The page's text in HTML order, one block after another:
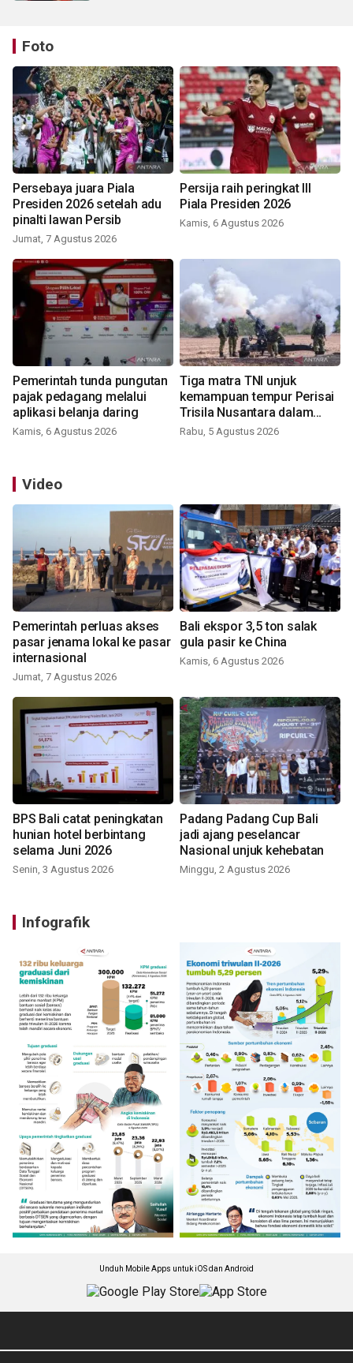
Foto
Persebaya juara Piala
Presiden 2026 setelah adu
pinalti lawan Persib
Jumat, 7 Agustus 2026
Persija raih peringkat III
Piala Presiden 2026
Kamis, 6 Agustus 2026
Pemerintah tunda pungutan
pajak pedagang melalui
aplikasi belanja daring
Kamis, 6 Agustus 2026
Tiga matra TNI unjuk
kemampuan tempur Perisai
Trisila Nusantara dalam
latihan di Kepri
Rabu, 5 Agustus 2026
Video
Pemerintah perluas akses
pasar jenama lokal ke pasar
internasional
Jumat, 7 Agustus 2026
Bali ekspor 3,5 ton salak
gula pasir ke China
Kamis, 6 Agustus 2026
BPS Bali catat peningkatan
hunian hotel berbintang
selama Juni 2026
Senin, 3 Agustus 2026
Padang Padang Cup Bali
jadi ajang peselancar
Nasional unjuk kehebatan
Minggu, 2 Agustus 2026
Infografik
Unduh Mobile Apps untuk iOS dan Android